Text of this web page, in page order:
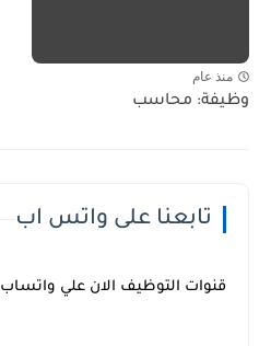
منذ عام
وظيفة: محاسب
تابعنا على واتس اب
قنوات التوظيف الان علي واتساب